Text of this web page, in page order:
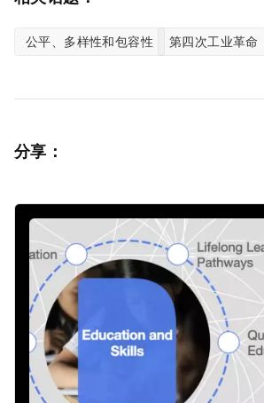
公平、多样性和包容性 第四次工业革命
分享：